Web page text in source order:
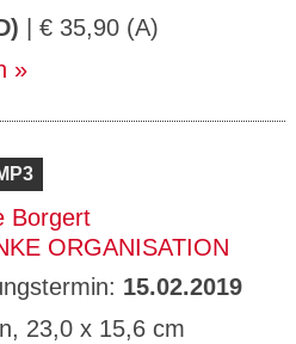
| € 35,90 (A)
Borgert
ORGANISATION
15.02.2019
23,0 x 15,6 cm